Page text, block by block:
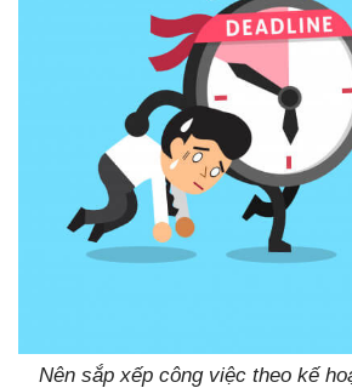
Nên sắp xếp công việc theo kế